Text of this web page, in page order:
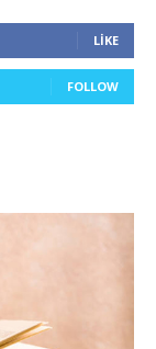
LIKE
FOLLOW